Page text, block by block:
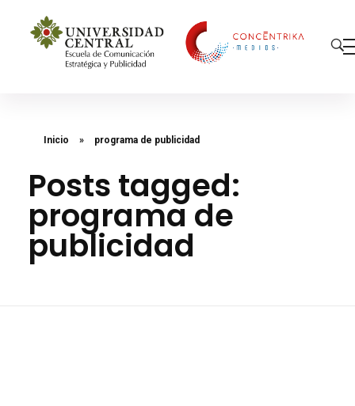
Inicio » programa de publicidad
Posts tagged:
programa de
publicidad